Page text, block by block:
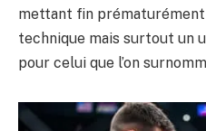
mettant fin
technique mais surtout un
pour celui que l’on